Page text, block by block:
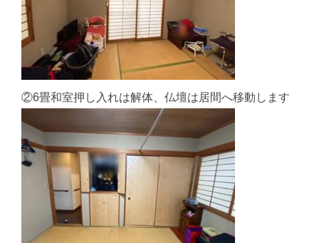
②6畳和室押し入れは解体、仏壇は居間へ移動します